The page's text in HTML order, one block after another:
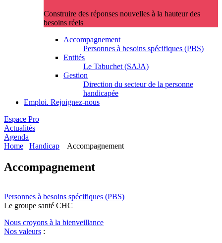
Construire des réponses nouvelles à la hauteur des
besoins réels
Accompagnement
Personnes à besoins spécifiques (PBS)
Entités
Le Tabuchet (SAJA)
Gestion
Direction du secteur de la personne
handicapée
Emploi. Rejoignez-nous
Espace Pro
Actualités
Agenda
Home
Handicap Accompagnement
Accompagnement
Personnes à besoins spécifiques (PBS)
Le groupe santé CHC
Nous croyons à la bienveillance
Nos valeurs :